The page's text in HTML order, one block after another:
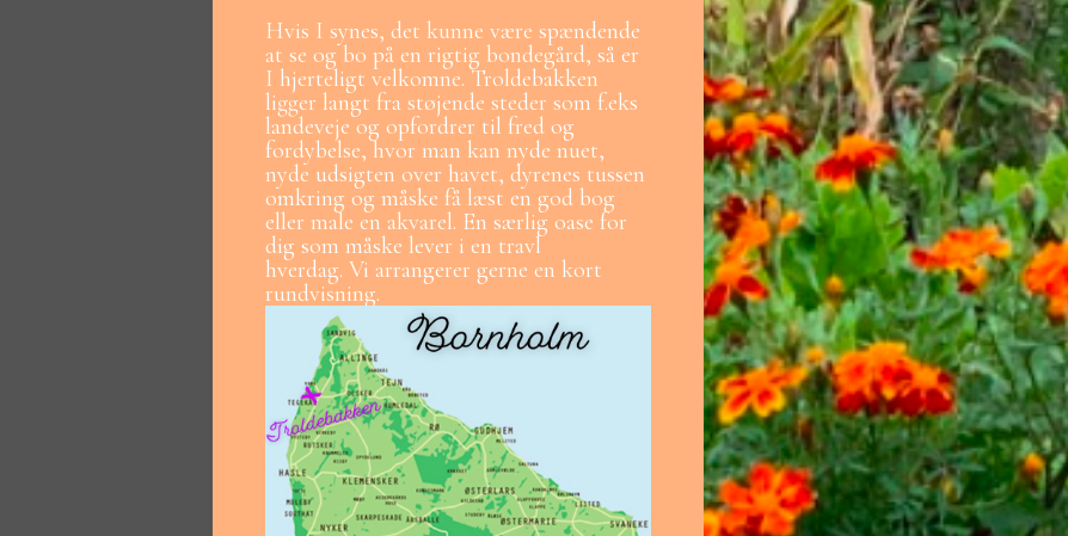
Hvis I synes, det kunne være spændende
at se og bo på en rigtig bondegård, så er
I hjerteligt velkomne. Troldebakken
ligger langt fra støjende steder som f.eks
landeveje og opfordrer til fred og
fordybelse, hvor man kan nyde nuet,
nyde udsigten over havet, dyrenes tussen
omkring og måske få læst en god bog
eller male en akvarel. En særlig oase for
dig som måske lever i en travl
hverdag. Vi arrangerer gerne en kort
rundvisning.